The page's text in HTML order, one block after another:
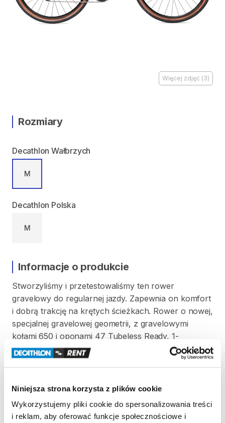
Niniejsza strona korzysta z plików cookie
Wykorzystujemy pliki cookie do spersonalizowania treści
i reklam, aby oferować funkcje społecznościowe i
Więcej zdjęć (3)
Rozmiary
Decathlon Wałbrzych
M
Decathlon Polska
M
Informacje o produkcie
Stworzyliśmy i przetestowaliśmy ten rower
gravelowy do regularnej jazdy. Zapewnia on komfort
i dobrą trakcję na krętych ścieżkach. Rower o nowej​,​
specjalnej gravelowej geometrii​,​ z gravelowymi
kołami 650 i oponami 47 Tubeless Ready​,​ 1-
rzędowym napędem 11​/​42.
Strona produktu w sklepie